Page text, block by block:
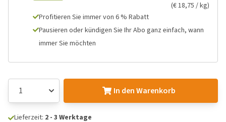
(€ 18,75 / kg)
Profitieren Sie immer von 6 % Rabatt
Pausieren oder kündigen Sie Ihr Abo ganz einfach, wann
immer Sie möchten
In den Warenkorb
Lieferzeit: 2 - 3 Werktage